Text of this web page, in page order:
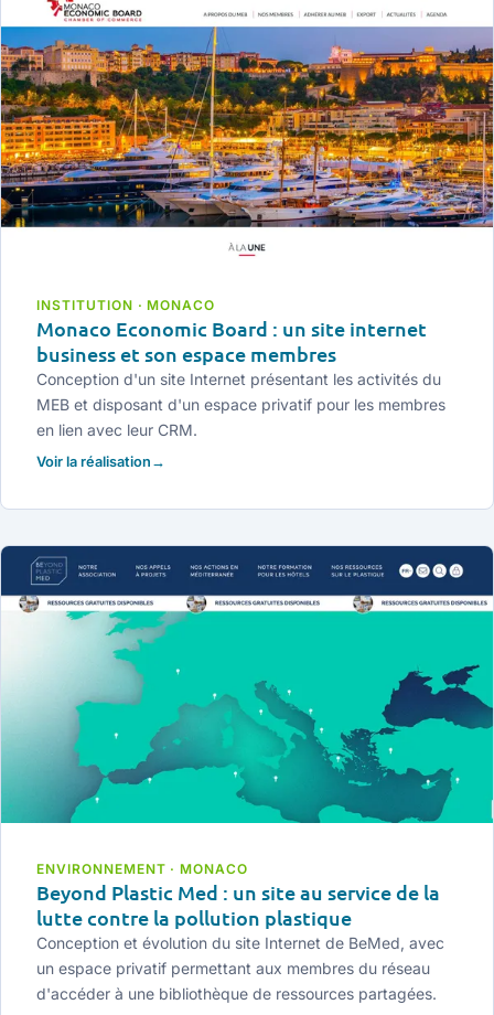
INSTITUTION · MONACO
Monaco Economic Board : un site internet
business et son espace membres
Conception d'un site Internet présentant les activités du
MEB et disposant d'un espace privatif pour les membres
en lien avec leur CRM.
Voir la réalisation
ENVIRONNEMENT · MONACO
Beyond Plastic Med : un site au service de la
lutte contre la pollution plastique
Conception et évolution du site Internet de BeMed, avec
un espace privatif permettant aux membres du réseau
d'accéder à une bibliothèque de ressources partagées.